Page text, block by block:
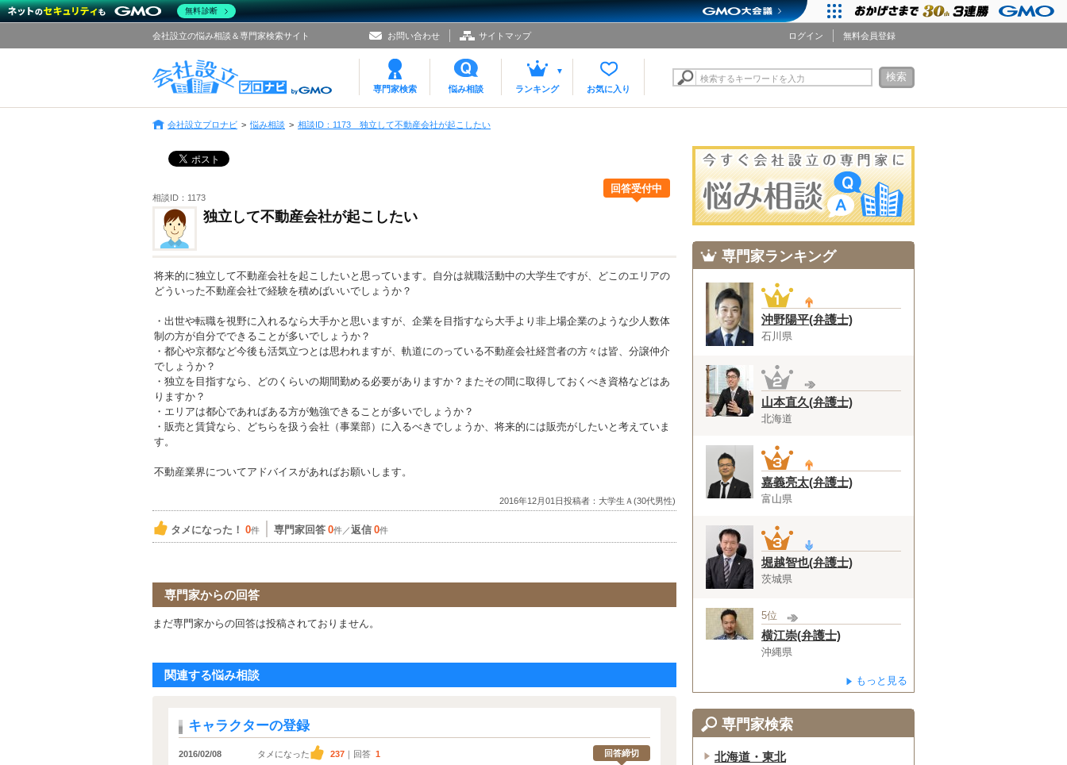
お問い合わせ サイトマップ ログイン 無料会員登録
会社設立の悩み相談＆専門家検索サイト
専門家検索 悩み相談 ランキング お気に入り
検索するキーワードを入力 検索
会社設立プロナビ 悩み相談 相談ID：1173 独立して不動産会社が起こしたい
相談ID：1173
回答受付中
独立して不動産会社が起こしたい
将来的に独立して不動産会社を起こしたいと思っています。自分は就職活動中の大学生ですが、どこのエリアの
どういった不動産会社で経験を積めばいいでしょうか？
・出世や転職を視野に入れるなら大手かと思いますが、企業を目指すなら大手より非上場企業のような少人数体
制の方が自分でできることが多いでしょうか？
・都心や京都など今後も活気立つとは思われますが、軌道にのっている不動産会社経営者の方々は皆、分譲仲介
でしょうか？
・独立を目指すなら、どのくらいの期間勤める必要がありますか？またその間に取得しておくべき資格などはあ
りますか？
・エリアは都心であればある方が勉強できることが多いでしょうか？
・販売と賃貸なら、どちらを扱う会社（事業部）に入るべきでしょうか、将来的には販売がしたいと考えていま
す。
不動産業界についてアドバイスがあればお願いします。
2016年12月01日投稿者：大学生Ａ(30代男性)
タメになった！ 0件 専門家回答 0件／返信 0件
専門家からの回答
まだ専門家からの回答は投稿されておりません。
関連する悩み相談
キャラクターの登録
2016/02/08 タメになった 237 ｜回答 1 回答締切
専門家ランキング
沖野陽平(弁護士)
石川県
山本直久(弁護士)
北海道
嘉義亮太(弁護士)
富山県
堀越智也(弁護士)
茨城県
5位
横江崇(弁護士)
沖縄県
もっと見る
専門家検索
北海道・東北
無料診断